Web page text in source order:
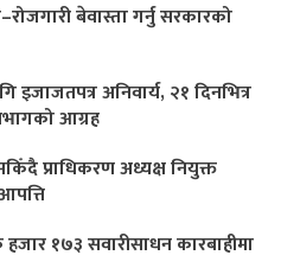
बेवास्ता गर्नु सरकारको
इजाजतपत्र अनिवार्य, २१ दिनभित्र
आग्रह
प्राधिकरण अध्यक्ष नियुक्त
१७३ सवारीसाधन कारबाहीमा